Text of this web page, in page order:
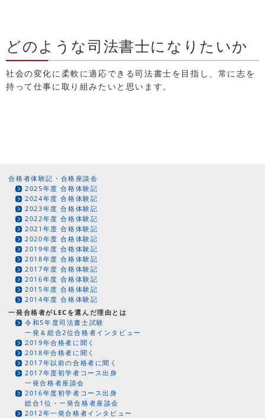
どのような司法書士になりたいか
社会の変化に柔軟に適応できる司法書士を目指し、常に志を
持って仕事に取り組みたいと思います。
合格者体験記・合格座談会
2025年度 合格体験記
2024年度 合格体験記
2023年度 合格体験記
2022年度 合格体験記
2021年度 合格体験記
2020年度 合格体験記
2019年度 合格体験記
2018年度 合格体験記
2017年度 合格体験記
2016年度 合格体験記
2015年度 合格体験記
2014年度 合格体験記
一発合格者がLECを選んだ理由とは
令和5年度司法書士試験
一発＆総合2位合格者インタビュー
2019年合格者に聞く
2018年合格者に聞く
2017年以前の合格者に聞く
2017年度初学者コース出身
一発合格者座談会
2016年度初学者コース出身
総合1位・一発合格者座談会
2012年一発合格者インタビュー